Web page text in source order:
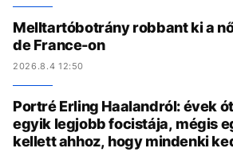
Melltartóbotrány robbant ki a
de France-on
2026.8.4 12:50
Portré Erling Haalandról: évek
egyik legjobb focistája, mégis
kellett ahhoz, hogy mindenki